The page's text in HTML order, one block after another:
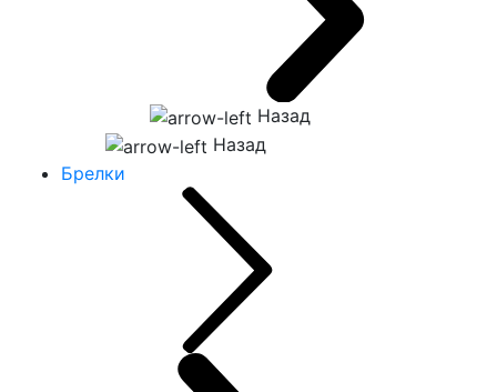
Назад
Назад
Брелки